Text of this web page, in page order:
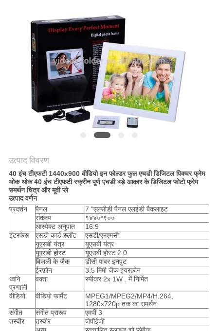
PRIVACY
POLICY
उत्पाद विवरण
40 इंच टीएफटी 1440x900 वीडियो इन फोल्डर फुल एचडी डिजिटल पिक्चर फ्रेम
थोक थोक 40 इंच टीएफटी स्क्रीन पूर्ण एचडी बड़े आकार के डिजिटल फोटो फ्रेम
समर्थन चित्र और मूवी प्ले
उत्पाद वर्णन
प्रदर्शन
पैनल
7 "एलसीडी पैनल एलईडी बैकलाइट
संकल्प
१४४०*९००
आस्पेक्ट अनुपात
16:9
इंटरफेस
एसडी कार्ड स्लॉट
एसडी/एमएमसी
यूएसबी यंत्र
यूएसबी यंत्र
यूएसबी होस्ट
यूएसबी होस्ट 2.0
बिजली के जैक
डीसी पावर इनपुट
ईरफ़ोन
3.5 मिमी जैक इयरफ़ोन
ध्वनि
प्रणाली
वक्ता स्पीकर 2x 1W . में निर्मित
वीडियो वीडियो फार्मेट
MPEG1/MPEG2/MP4/H.264,
1280x720p तक का समर्थन
संगीत
संगीत प्रारूप
एमपी 3
तस्वीर
तस्वीर
जेपीईजी